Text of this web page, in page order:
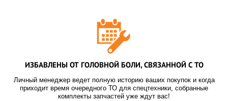
ИЗБАВЛЕНЫ ОТ ГОЛОВНОЙ БОЛИ, СВЯЗАННОЙ С ТО
Личный менеджер ведет полную историю ваших покупок и когда
приходит время очередного ТО для спецтехники, собранные
комплекты запчастей уже ждут вас!